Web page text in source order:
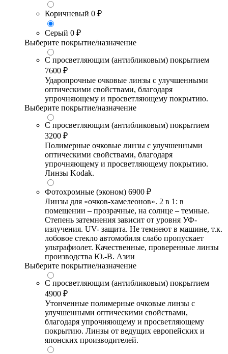
Коричневый 0 ₽
Серый 0 ₽
Выберите покрытие/назначение
С просветляющим (антибликовым) покрытием
7600 ₽
Ударопрочные очковые линзы с улучшенными
оптическими свойствами, благодаря
упрочняющему и просветляющему покрытию.
Выберите покрытие/назначение
С просветляющим (антибликовым) покрытием
3200 ₽
Полимерные очковые линзы с улучшенными
оптическими свойствами, благодаря
упрочняющему и просветляющему покрытию.
Линзы Kodak.
Фотохромные (эконом) 6900 ₽
Линзы для «очков-хамелеонов». 2 в 1: в
помещении – прозрачные, на солнце – темные.
Степень затемнения зависит от уровня УФ-
излучения. UV- защита. Не темнеют в машине, т.к.
лобовое стекло автомобиля слабо пропускает
ультрафиолет. Качественные, проверенные линзы
производства Ю.-В. Азии
Выберите покрытие/назначение
С просветляющим (антибликовым) покрытием
4900 ₽
Утонченные полимерные очковые линзы с
улучшенными оптическими свойствами,
благодаря упрочняющему и просветляющему
покрытию. Линзы от ведущих европейских и
японских производителей.